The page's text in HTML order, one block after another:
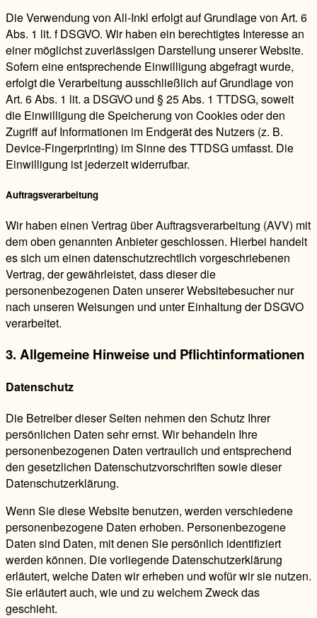
Die Verwendung von All-Inkl erfolgt auf Grundlage von Art. 6
Abs. 1 lit. f DSGVO. Wir haben ein berechtigtes Interesse an
einer möglichst zuverlässigen Darstellung unserer Website.
Sofern eine entsprechende Einwilligung abgefragt wurde,
erfolgt die Verarbeitung ausschließlich auf Grundlage von
Art. 6 Abs. 1 lit. a DSGVO und § 25 Abs. 1 TTDSG, soweit
die Einwilligung die Speicherung von Cookies oder den
Zugriff auf Informationen im Endgerät des Nutzers (z. B.
Device-Fingerprinting) im Sinne des TTDSG umfasst. Die
Einwilligung ist jederzeit widerrufbar.
Auftragsverarbeitung
Wir haben einen Vertrag über Auftragsverarbeitung (AVV) mit
dem oben genannten Anbieter geschlossen. Hierbei handelt
es sich um einen datenschutzrechtlich vorgeschriebenen
Vertrag, der gewährleistet, dass dieser die
personenbezogenen Daten unserer Websitebesucher nur
nach unseren Weisungen und unter Einhaltung der DSGVO
verarbeitet.
3. Allgemeine Hinweise und Pflicht­informationen
Datenschutz
Die Betreiber dieser Seiten nehmen den Schutz Ihrer
persönlichen Daten sehr ernst. Wir behandeln Ihre
personenbezogenen Daten vertraulich und entsprechend
den gesetzlichen Datenschutzvorschriften sowie dieser
Datenschutzerklärung.
Wenn Sie diese Website benutzen, werden verschiedene
personenbezogene Daten erhoben. Personenbezogene
Daten sind Daten, mit denen Sie persönlich identifiziert
werden können. Die vorliegende Datenschutzerklärung
erläutert, welche Daten wir erheben und wofür wir sie nutzen.
Sie erläutert auch, wie und zu welchem Zweck das
geschieht.